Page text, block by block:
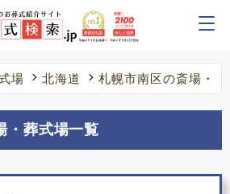
場 北海道 札幌市南区の斎場・葬
・葬式場一覧